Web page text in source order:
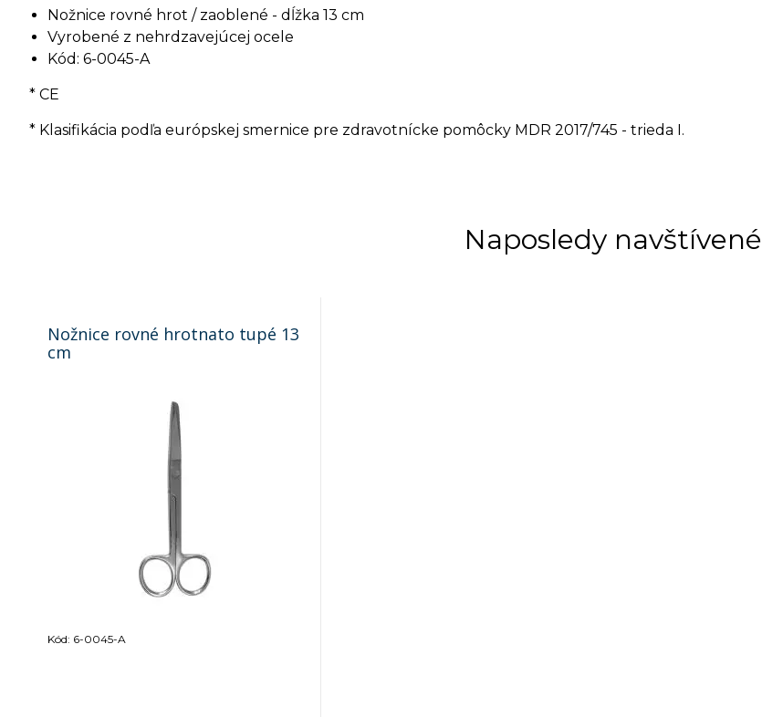
Nožnice rovné hrot / zaoblené - dĺžka 13 cm
Vyrobené z nehrdzavejúcej ocele
Kód: 6-0045-A
* CE
* Klasifikácia podľa európskej smernice pre zdravotnícke pomôcky MDR 2017/745 - trieda I.
Naposledy navštívené
Nožnice rovné hrotnato tupé 13
cm
Kód: 6-0045-A